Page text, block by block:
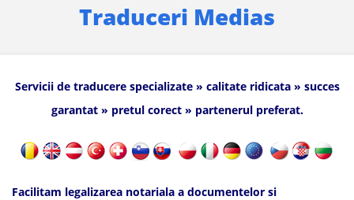
Traduceri Medias
Servicii de traducere specializate » calitate ridicata » succes
garantat » pretul corect » partenerul preferat.
Facilitam legalizarea notariala a documentelor si